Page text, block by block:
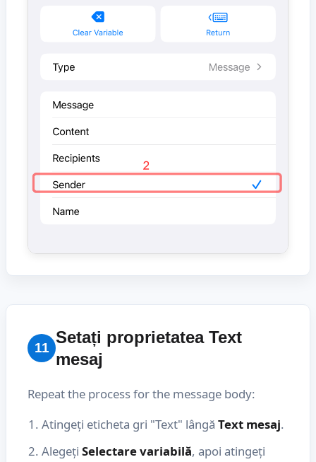
11
Setați proprietatea Text
mesaj
Repeat the process for the message body:
Atingeți eticheta gri "Text" lângă Text mesaj.
Alegeți Selectare variabilă, apoi atingeți